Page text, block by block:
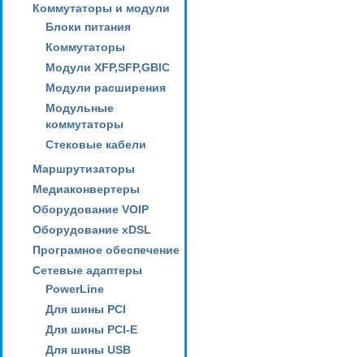
Коммутаторы и модули
Блоки питания
Коммутаторы
Модули XFP,SFP,GBIC
Модули расширения
Модульные
коммутаторы
Стековые кабели
Маршрутизаторы
Медиаконвертеры
Оборудование VOIP
Оборудование xDSL
Програмное обеспечение
Сетевые адаптеры
PowerLine
Для шины PCI
Для шины PCI-E
Для шины USB